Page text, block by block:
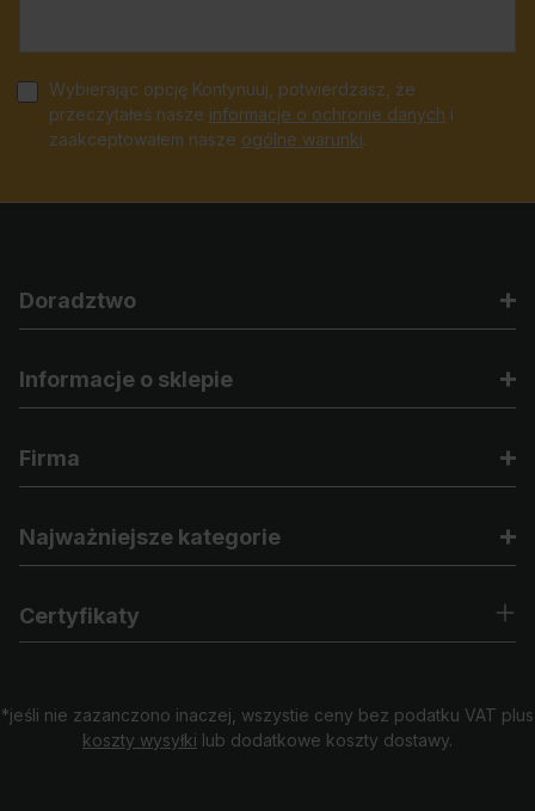
Wybierając opcję Kontynuuj, potwierdzasz, że
przeczytałeś nasze informacje o ochronie danych i
zaakceptowałem nasze ogólne warunki.
Doradztwo
Informacje o sklepie
Firma
Najważniejsze kategorie
Certyfikaty
*jeśli nie zazanczono inaczej, wszystie ceny bez podatku VAT plus
koszty wysyłki lub dodatkowe koszty dostawy.